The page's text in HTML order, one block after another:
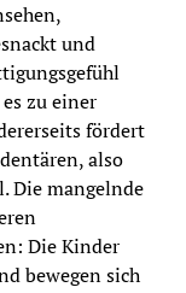
und
zu einer
fördert
also
Die mangelnde
Die Kinder
bewegen sich